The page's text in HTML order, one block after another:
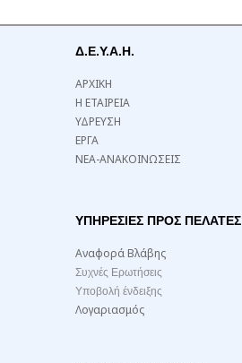
Δ.Ε.Υ.Α.Η.
ΑΡΧΙΚΗ
Η ΕΤΑΙΡΕΙΑ
ΥΔΡΕΥΣΗ
ΕΡΓΑ
ΝΕΑ-ΑΝΑΚΟΙΝΩΣΕΙΣ
ΥΠΗΡΕΣΙΕΣ ΠΡΟΣ ΠΕΛΑΤΕΣ
Αναφορά Βλάβης
Συχνές Ερωτήσεις
Υποβολή ένδειξης
Λογαριασμός